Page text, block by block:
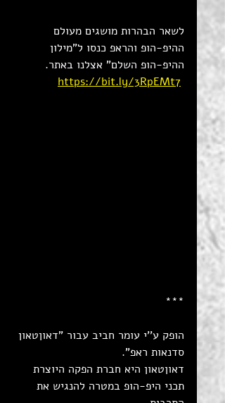
לשאר הבהרות מושגים מעולם
ההיפ-הופ והראפ כנסו ל"מילון
ההיפ-הופ השלם" אצלנו באתר.
https://bit.ly/3RpEMt7
***
הופק ע''י עומר חביב עבור "דאוןטאון
סדנאות ראפ".
דאוןטאון היא חברת הפקה היוצרת
תכני היפ-הופ במטרה להנגיש את